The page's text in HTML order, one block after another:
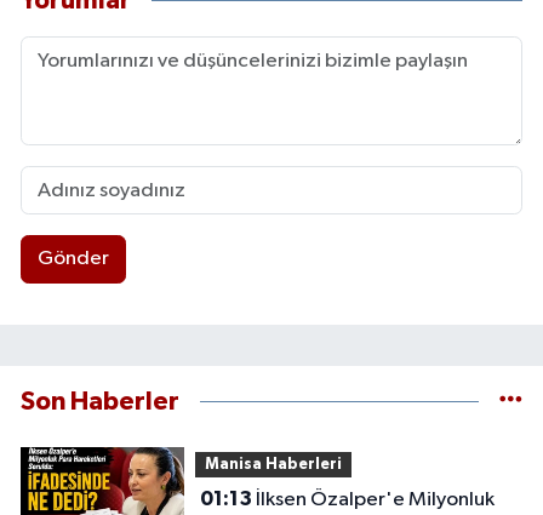
Gönder
Son Haberler
Manisa Haberleri
01:13